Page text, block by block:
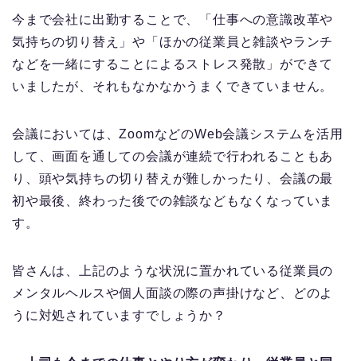
今まで会社に出勤することで、「仕事への意識改革や
気持ちの切り替え」や「ほかの従業員と雑談やランチ
などを一緒にすることによるストレス発散」ができて
いましたが、それもなかなかうまくできていません。
会議においては、ZoomなどのWeb会議システムを活用
して、画面を通しての会議が連続で行われることもあ
り、頭や気持ちの切り替えが難しかったり、会議の最
初や最後、終わった後での雑談などもなくなっていま
す。
皆さんは、上記のような状況に置かれている従業員の
メンタルヘルスや個人面談の際の声掛けなど、どのよ
うに対処されていますでしょうか？